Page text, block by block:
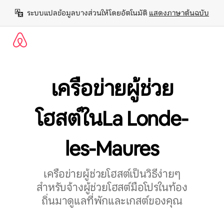
ยัง
เนื้อหา
ระบบแปลข้อมูลบางส่วนให้โดยอัตโนมัติ แสดงภาษาต้นฉบับ
เครือข่ายผู้ช่วย
โฮสต์ในLa Londe-
les-Maures
เครือข่ายผู้ช่วยโฮสต์เป็นวิธีง่ายๆ
สำหรับจ้างผู้ช่วยโฮสต์มือโปรในท้อง
ถิ่นมาดูแลที่พักและเกสต์ของคุณ